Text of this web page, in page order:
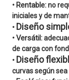
• Rentable: no
iniciales y de
• Diseño
•Versátil:
de carga con
• Diseño
curvas según